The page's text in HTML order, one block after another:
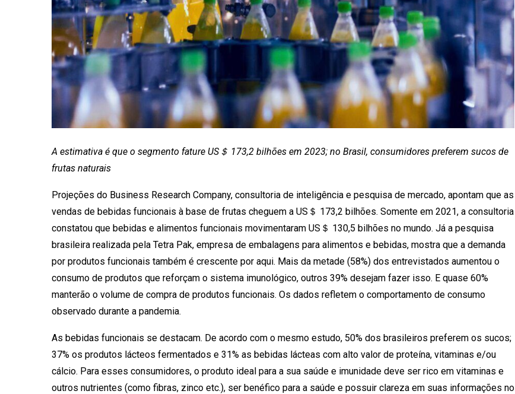
A estimativa é que o segmento fature US＄ 173,2 bilhões em 2023; no Brasil, consumidores preferem sucos de
frutas naturais
Projeções do Business Research Company, consultoria de inteligência e pesquisa de mercado, apontam que as
vendas de bebidas funcionais à base de frutas cheguem a US＄ 173,2 bilhões. Somente em 2021, a consultoria
constatou que bebidas e alimentos funcionais movimentaram US＄ 130,5 bilhões no mundo. Já a pesquisa
brasileira realizada pela Tetra Pak, empresa de embalagens para alimentos e bebidas, mostra que a demanda
por produtos funcionais também é crescente por aqui. Mais da metade (58%) dos entrevistados aumentou o
consumo de produtos que reforçam o sistema imunológico, outros 39% desejam fazer isso. E quase 60%
manterão o volume de compra de produtos funcionais. Os dados refletem o comportamento de consumo
observado durante a pandemia.
As bebidas funcionais se destacam. De acordo com o mesmo estudo, 50% dos brasileiros preferem os sucos;
37% os produtos lácteos fermentados e 31% as bebidas lácteas com alto valor de proteína, vitaminas e/ou
cálcio. Para esses consumidores, o produto ideal para a sua saúde e imunidade deve ser rico em vitaminas e
outros nutrientes (como fibras, zinco etc.), ser benéfico para a saúde e possuir clareza em suas informações no